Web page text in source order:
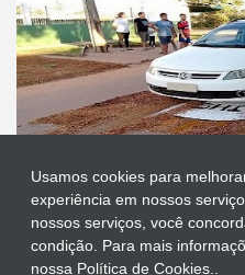
Usamos cookies para
experiência em nossos
nossos serviços, você
condição. Para mais
nossa Política de Cookies..
Protestante destrói tapete de
se revoltam